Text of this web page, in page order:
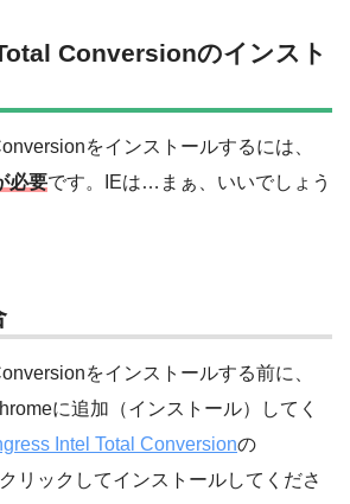
Conversionのインスト
をインストールするには、
必要です。IEは…まぁ、いいでしょう
をインストールする前に、
に追加（インストール）してく
Intel Total Conversionの
リックしてインストールしてくださ